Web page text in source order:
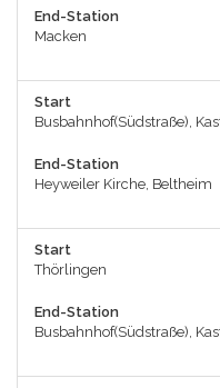
End-Station
Macken
Start
Busbahnhof(Südstraße),
End-Station
Heyweiler Kirche, Beltheim
Start
Thörlingen
End-Station
Busbahnhof(Südstraße),